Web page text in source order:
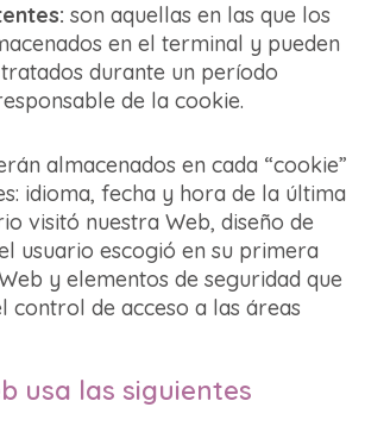
son aquellas en las que los
en el terminal y pueden
durante un período
de la cookie.
almacenados en cada “cookie”
idioma, fecha y hora de la última
visitó nuestra Web, diseño de
usuario escogió en su primera
y elementos de seguridad que
control de acceso a las áreas
usa las siguientes